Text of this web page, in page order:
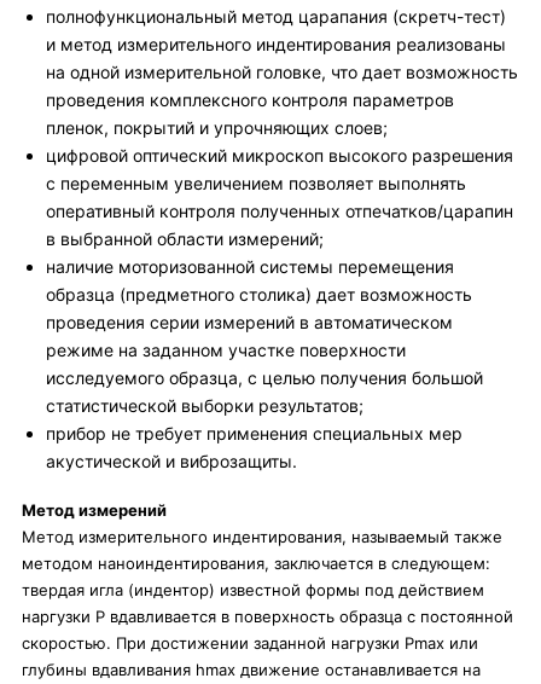
полнофункциональный метод царапания (скретч-тест)
и метод измерительного индентирования реализованы
на одной измерительной головке, что дает возможность
проведения комплексного контроля параметров
пленок, покрытий и упрочняющих слоев;
цифровой оптический микроскоп высокого разрешения
с переменным увеличением позволяет выполнять
оперативный контроля полученных отпечатков/царапин
в выбранной области измерений;
наличие моторизованной системы перемещения
образца (предметного столика) дает возможность
проведения серии измерений в автоматическом
режиме на заданном участке поверхности
исследуемого образца, с целью получения большой
статистической выборки результатов;
прибор не требует применения специальных мер
акустической и виброзащиты.
Метод измерений
Метод измерительного индентирования, называемый также
методом наноиндентирования, заключается в следующем:
твердая игла (индентор) известной формы под действием
наргузки Р вдавливается в поверхность образца с постоянной
скоростью. При достижении заданной нагрузки Рmax или
глубины вдавливания hmax движение останавливается на